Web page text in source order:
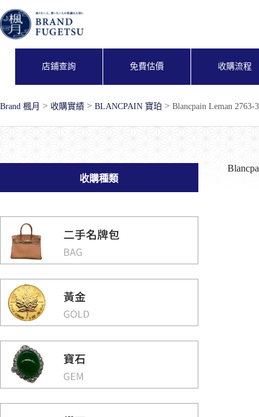
至
主
店鋪查詢 免費估價 收購流程
Brand 楓月 > 收購實績 > BLANCPAIN 寶珀 > Blancpain Leman 2763-
收購種類